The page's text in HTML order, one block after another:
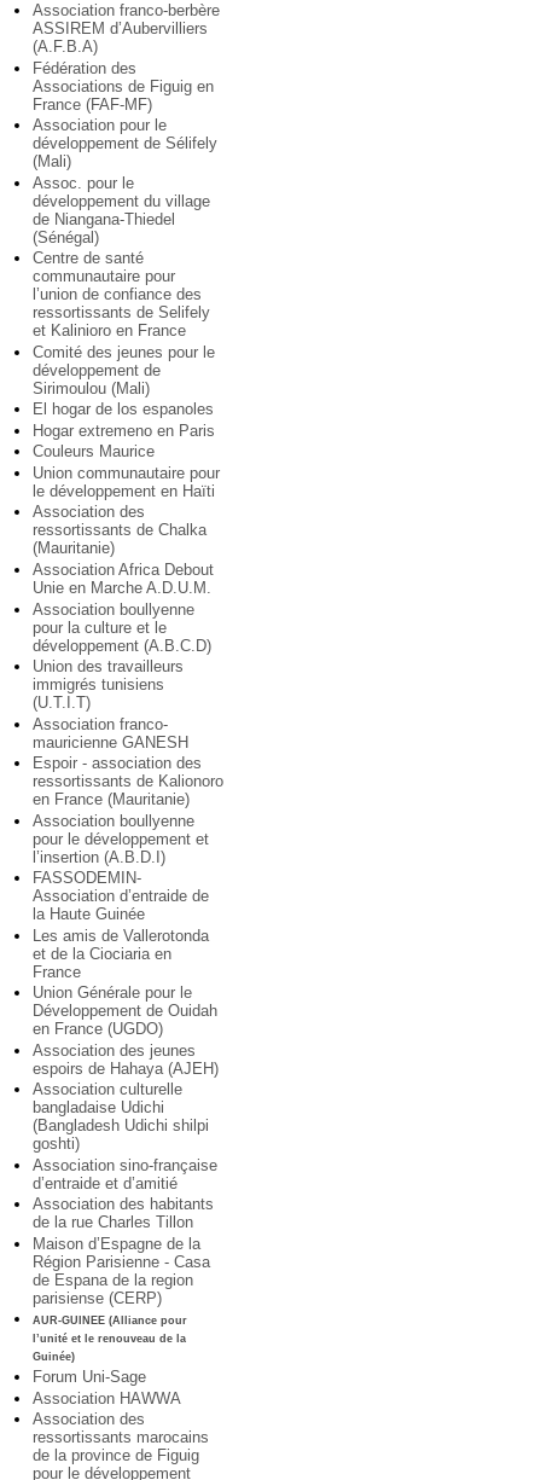
Association franco-berbère
ASSIREM d’Aubervilliers
(A.F.B.A)
Fédération des
Associations de Figuig en
France (FAF-MF)
Association pour le
développement de Sélifely
(Mali)
Assoc. pour le
développement du village
de Niangana-Thiedel
(Sénégal)
Centre de santé
communautaire pour
l’union de confiance des
ressortissants de Selifely
et Kalinioro en France
Comité des jeunes pour le
développement de
Sirimoulou (Mali)
El hogar de los espanoles
Hogar extremeno en Paris
Couleurs Maurice
Union communautaire pour
le développement en Haïti
Association des
ressortissants de Chalka
(Mauritanie)
Association Africa Debout
Unie en Marche A.D.U.M.
Association boullyenne
pour la culture et le
développement (A.B.C.D)
Union des travailleurs
immigrés tunisiens
(U.T.I.T)
Association franco-
mauricienne GANESH
Espoir - association des
ressortissants de Kalionoro
en France (Mauritanie)
Association boullyenne
pour le développement et
l’insertion (A.B.D.I)
FASSODEMIN-
Association d’entraide de
la Haute Guinée
Les amis de Vallerotonda
et de la Ciociaria en
France
Union Générale pour le
Développement de Ouidah
en France (UGDO)
Association des jeunes
espoirs de Hahaya (AJEH)
Association culturelle
bangladaise Udichi
(Bangladesh Udichi shilpi
goshti)
Association sino-française
d’entraide et d’amitié
Association des habitants
de la rue Charles Tillon
Maison d’Espagne de la
Région Parisienne - Casa
de Espana de la region
parisiense (CERP)
AUR-GUINEE (Alliance pour
l’unité et le renouveau de la
Guinée)
Forum Uni-Sage
Association HAWWA
Association des
ressortissants marocains
de la province de Figuig
pour le développement